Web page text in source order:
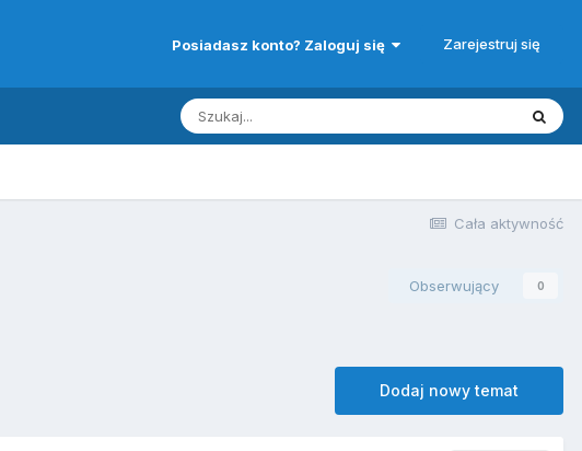
Posiadasz konto? Zaloguj się Zarejestruj się
Cała aktywność
Obserwujący 0
Dodaj nowy temat